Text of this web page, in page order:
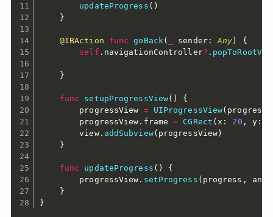
updateProgress ( )
}
@IBAction func goBack( sender: Any )
{
self . navigationController? .
}
func setupProgressView( )
{
        progressView
= UIProgressView(
        progressView
. frame = CGRect (x : 20 , y:
        view
. addSubview( progressView )
}
func updateProgress ( )
{
        progressView
. setProgress ( progress ,
}
}